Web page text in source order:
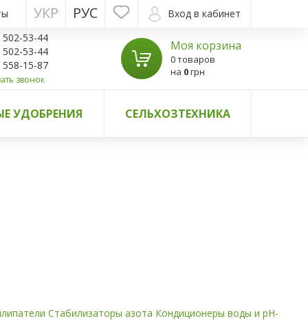
Вход в кабинет
РУС
УКР
502-53-44
502-53-44
558-15-87
звонок
Моя корзина
0 товаров
на 0грн
УДОБРЕНИЯ СЕЛЬХОЗТЕХНИКА
Стабилизаторы азота Кондиционеры воды и pH-